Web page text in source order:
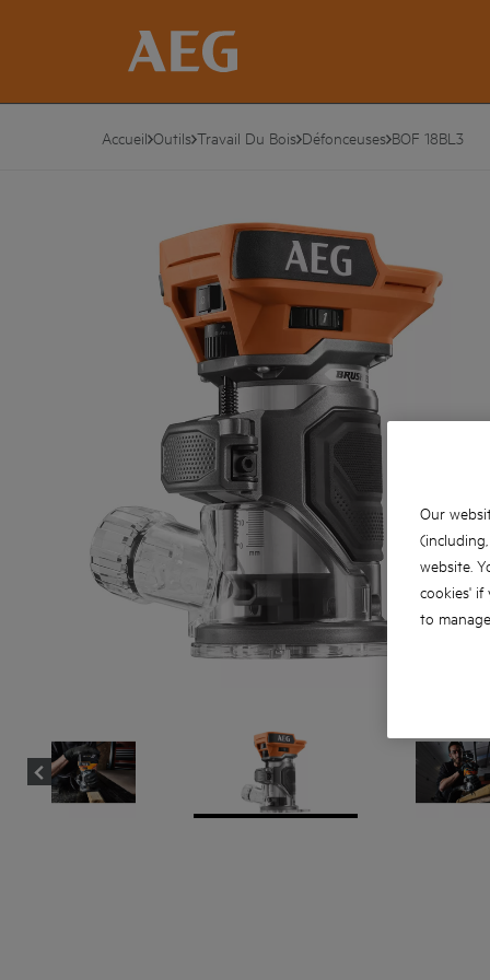
Accueil Outils Travail Du Bois Défonceuses BOF 18BL3
Our
website.
cookies' if
to